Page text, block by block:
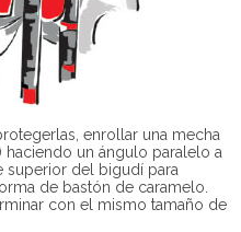
enrollar una mecha
un ángulo paralelo a
superior del bigudí para
de bastón de caramelo.
con el mismo tamaño de